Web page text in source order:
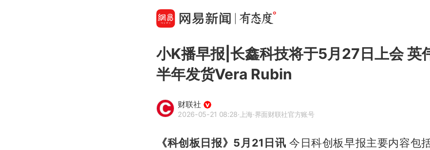
小K播早报|长鑫科技将于5月27日上会 英
半年发货Vera Rubin
财联社
2026-05-21 08:28·上海·界面财联社官方账号
《科创板日报》5月21日讯 今日科创板早报主要内容包